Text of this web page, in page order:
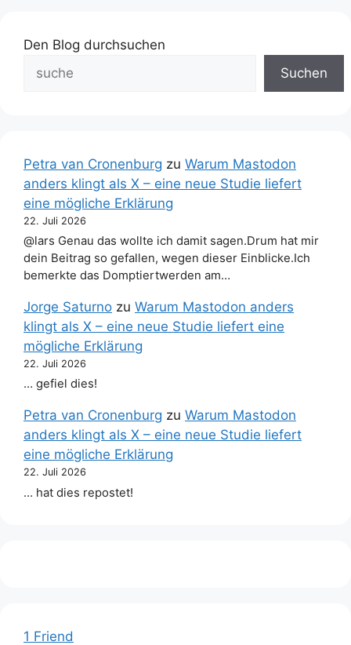
Den Blog durchsuchen
Suchen
Petra van Cronenburg zu Warum Mastodon
anders klingt als X – eine neue Studie liefert
eine mögliche Erklärung
22. Juli 2026
@lars Genau das wollte ich damit sagen.Drum hat mir
dein Beitrag so gefallen, wegen dieser Einblicke.Ich
bemerkte das Domptiertwerden am…
Jorge Saturno zu Warum Mastodon anders
klingt als X – eine neue Studie liefert eine
mögliche Erklärung
22. Juli 2026
… gefiel dies!
Petra van Cronenburg zu Warum Mastodon
anders klingt als X – eine neue Studie liefert
eine mögliche Erklärung
22. Juli 2026
… hat dies repostet!
1 Friend